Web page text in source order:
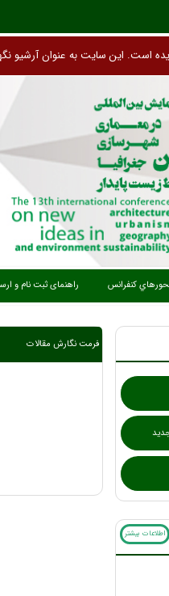
است. این سایت به عنوان آرشیو
كنفرانس راهنمای ثبت نام و
اطلاعات بیشتر
فرمت نگارش مقالات